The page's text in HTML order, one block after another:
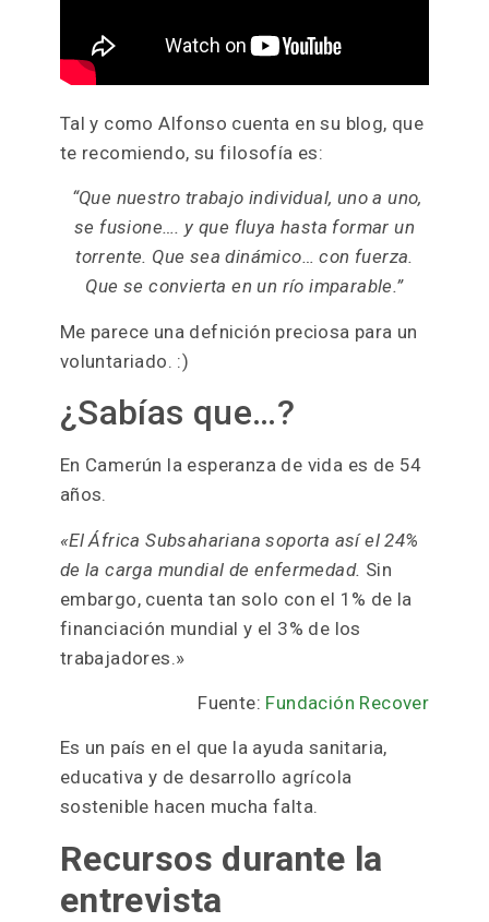
Tal y como Alfonso cuenta en su blog, que
te recomiendo, su filosofía es:
“Que nuestro trabajo individual, uno a uno,
se fusione…. y que fluya hasta formar un
torrente. Que sea dinámico… con fuerza.
Que se convierta en un río imparable.”
Me parece una defnición preciosa para un
voluntariado. :)
¿Sabías que…?
En Camerún la esperanza de vida es de 54
años.
«El África Subsahariana soporta así el 24%
de la carga mundial de enfermedad. Sin
embargo, cuenta tan solo con el 1% de la
financiación mundial y el 3% de los
trabajadores.»
Fuente: Fundación Recover
Es un país en el que la ayuda sanitaria,
educativa y de desarrollo agrícola
sostenible hacen mucha falta.
Recursos durante la
entrevista